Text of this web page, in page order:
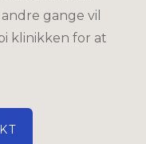
gange vil
klinikken for at